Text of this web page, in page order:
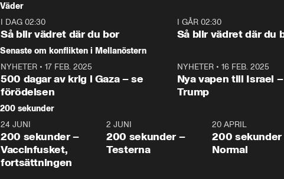
tonårsutvisningarna och hur
Moderaterna ska locka
väljare till valet i höst.
Väder
I DAG 02:30
Så blir vädret där du bor
I GÅR 02:30
Så blir vädret där du
Senaste om konflikten i Mellanöstern
NYHETER • 17 FEB. 2025
500 dagar av krig i Gaza – se
förödelsen
NYHETER• 16 FEB. 2025
Nya vapen till Israel
Trump
200 sekunder
5:00
24 JUNI
200 sekunder –
Vaccinfusket,
fortsättningen
4:23
2 JUNI
200 sekunder –
Testerna
20 APRIL
200 sekunder
Normal